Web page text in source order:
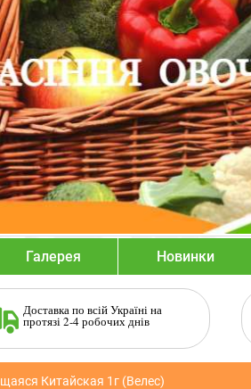
Галерея Новинки
Доставка по всій Україні на
протязі 2-4 робочих днів
Китайская 1г (Велес)